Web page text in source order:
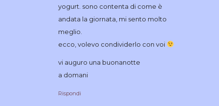
yogurt. sono contenta di come è
andata la giornata, mi sento molto
meglio.
ecco, volevo condividerlo con voi
vi auguro una buonanotte
a domani
Rispondi